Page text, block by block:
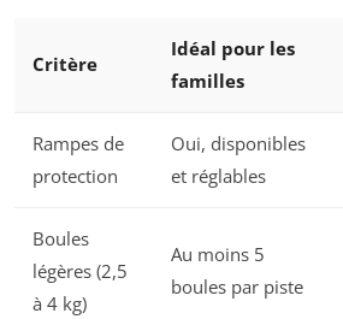
Critère
Idéal pour les
familles
Rampes de
protection
Oui, disponibles
et réglables
Boules
légères (2,5
à 4 kg)
Au moins 5
boules par piste